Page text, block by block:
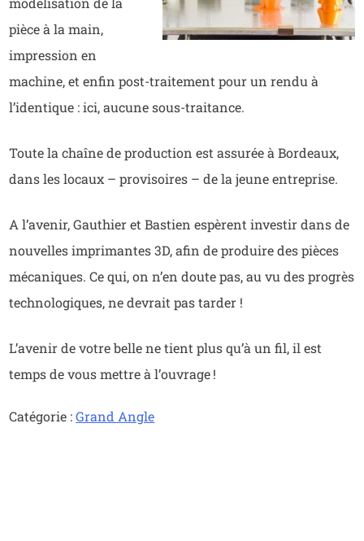
pièce à la main,
impression en
machine, et enfin post-traitement pour un rendu à
l’identique : ici, aucune sous-traitance.
Toute la chaîne de production est assurée à Bordeaux,
dans les locaux – provisoires – de la jeune entreprise.
A l’avenir, Gauthier et Bastien espèrent investir dans de
nouvelles imprimantes 3D, afin de produire des pièces
mécaniques. Ce qui, on n’en doute pas, au vu des progrès
technologiques, ne devrait pas tarder !
L’avenir de votre belle ne tient plus qu’à un fil, il est
temps de vous mettre à l’ouvrage !
Catégorie :Grand Angle